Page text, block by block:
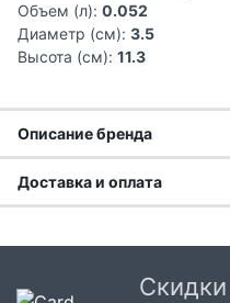
Объем (л): 0.052
Диаметр (см): 3.5
Высота (см): 11.3
Описание бренда
Доставка и оплата
Доставка в Москве и
Скидки